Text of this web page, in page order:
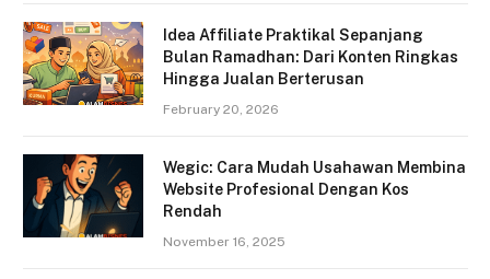
Idea Affiliate Praktikal Sepanjang
Bulan Ramadhan: Dari Konten Ringkas
Hingga Jualan Berterusan
February 20, 2026
Wegic: Cara Mudah Usahawan Membina
Website Profesional Dengan Kos
Rendah
November 16, 2025